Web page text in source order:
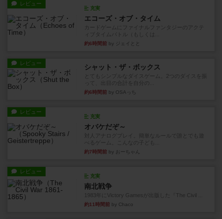
レビュー
充実
エコーズ・オブ・タイム
カードゲームにファイナルファンタジーのアクテ
ィブタイムバトル（もしくは...
約6時間前 by ジェイとと
レビュー シャット・ザ・ボックス
とてもシンプルなダイスゲーム。2つのダイスを振
って、出目の合計を自分の...
約6時間前 by OSAっち
レビュー
充実
オバケだぞ～
対人アナログプレイ。簡単なルールで誰とでも遊
べるゲーム。こんなの子ども...
約7時間前 by おーちゃん
レビュー
充実
南北戦争
1983年にVictory Gamesが出版した『The Civil ...
約11時間前 by Chaco